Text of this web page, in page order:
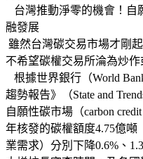
台灣推動淨零的機會！自
融發展
雖然台灣碳交易市場才剛
不希望碳權交易所淪為炒作
根據世界銀行（World
趨勢報告》（State and
自願性碳市場（carbon
年核發的碳權額度4.75億噸
業需求）分別下降0.6%、